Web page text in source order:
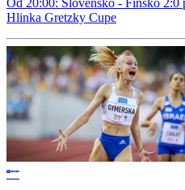
Od 20:00: Slovensko - Fínsko 2:0
Hlinka Gretzky Cupe